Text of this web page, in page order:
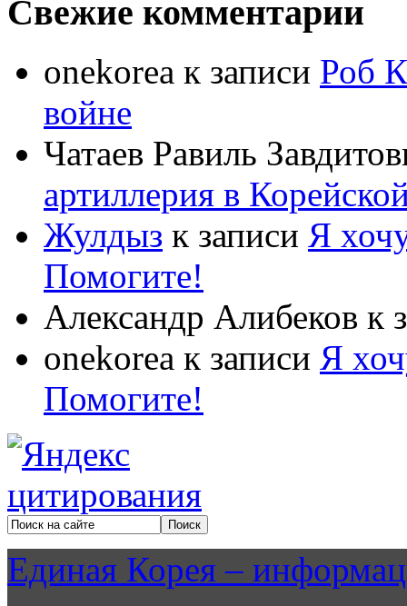
Свежие комментарии
onekorea к записи Роб
войне
Чатаев Равиль
артиллерия в
Жулдыз к записи Я
Помогите!
Александр Алибеков к
onekorea к записи Я
Помогите!
Единая Корея –